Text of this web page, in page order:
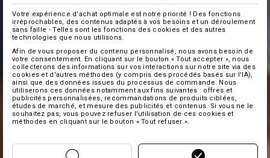
Votre expérience d'achat optimale est notre priorité ! Des fonctions
irréprochables, des contenus adaptés à vos besoins et un déroulement
sans faille - Telles sont les fonctions des cookies et des autres
technologies que nous utilisons.
Afin de vous proposer du contenu personnalisé, nous avons besoin de
votre consentement. En cliquant sur le bouton « Tout accepter », nous
collecterons des informations sur vos interactions sur notre site via des
cookies et d'autres méthodes (y compris des procédés basés sur l'IA),
ainsi que des données issues du processus de commande. Nous
utiliserons ces données notamment aux fins suivantes : offres et
publicités personnalisées, recommandations de produits ciblées,
études de marché, et mesure des publicités et contenus. Si vous ne le
souhaitez pas, vous pouvez refuser l'utilisation de ces cookies et
méthodes en cliquant sur le bouton « Tout refuser ».